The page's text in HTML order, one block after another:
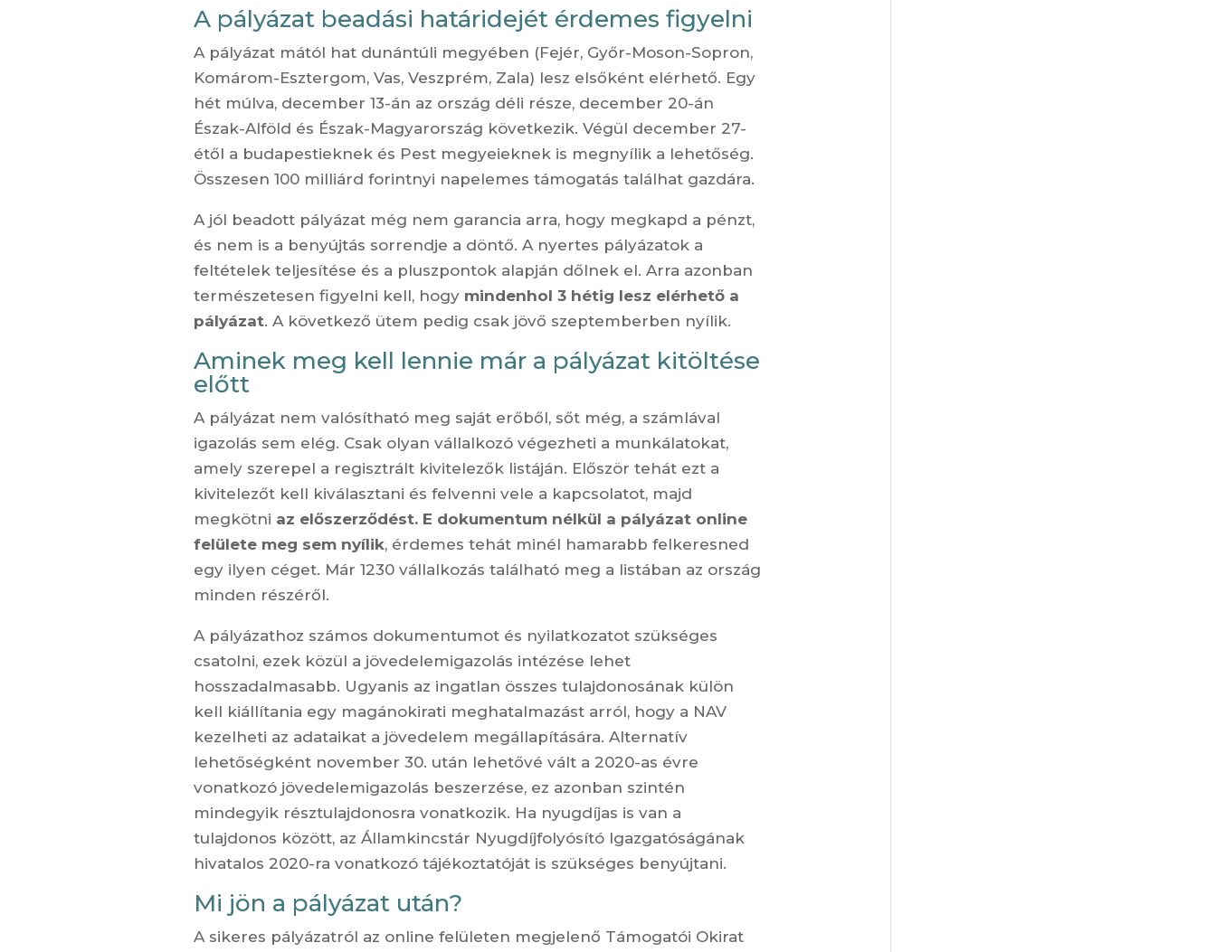
A pályázat beadási határidejét érdemes figyelni
A pályázat mától hat dunántúli megyében (Fejér, Győr-Moson-Sopron,
Komárom-Esztergom, Vas, Veszprém, Zala) lesz elsőként elérhető. Egy
hét múlva, december 13-án az ország déli része, december 20-án
Észak-Alföld és Észak-Magyarország következik. Végül december 27-
étől a budapestieknek és Pest megyeieknek is megnyílik a lehetőség.
Összesen 100 milliárd forintnyi napelemes támogatás találhat gazdára.
A jól beadott pályázat még nem garancia arra, hogy megkapd a pénzt,
és nem is a benyújtás sorrendje a döntő. A nyertes pályázatok a
feltételek teljesítése és a pluszpontok alapján dőlnek el. Arra azonban
természetesen figyelni kell, hogy mindenhol 3 hétig lesz elérhető a
pályázat. A következő ütem pedig csak jövő szeptemberben nyílik.
Aminek meg kell lennie már a pályázat kitöltése
előtt
A pályázat nem valósítható meg saját erőből, sőt még, a számlával
igazolás sem elég. Csak olyan vállalkozó végezheti a munkálatokat,
amely szerepel a regisztrált kivitelezők listáján. Először tehát ezt a
kivitelezőt kell kiválasztani és felvenni vele a kapcsolatot, majd
megkötni az előszerződést. E dokumentum nélkül a pályázat online
felülete meg sem nyílik, érdemes tehát minél hamarabb felkeresned
egy ilyen céget. Már 1230 vállalkozás található meg a listában az ország
minden részéről.
A pályázathoz számos dokumentumot és nyilatkozatot szükséges
csatolni, ezek közül a jövedelemigazolás intézése lehet
hosszadalmasabb. Ugyanis az ingatlan összes tulajdonosának külön
kell kiállítania egy magánokirati meghatalmazást arról, hogy a NAV
kezelheti az adataikat a jövedelem megállapítására. Alternatív
lehetőségként november 30. után lehetővé vált a 2020-as évre
vonatkozó jövedelemigazolás beszerzése, ez azonban szintén
mindegyik résztulajdonosra vonatkozik. Ha nyugdíjas is van a
tulajdonos között, az Államkincstár Nyugdíjfolyósító Igazgatóságának
hivatalos 2020-ra vonatkozó tájékoztatóját is szükséges benyújtani.
Mi jön a pályázat után?
A sikeres pályázatról az online felületen megjelenő Támogatói Okirat